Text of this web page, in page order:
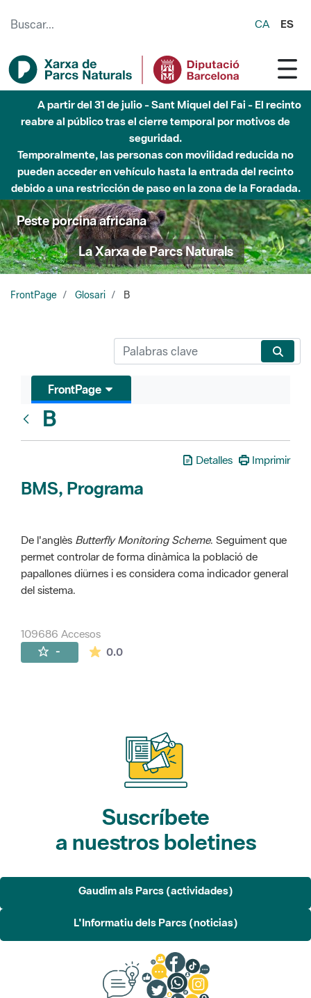
CA ES
A partir del 31 de julio - Sant Miquel del Fai - El recinto
reabre al público tras el cierre temporal por motivos de
seguridad.
Temporalmente, las personas con movilidad reducida no
pueden acceder en vehículo hasta la entrada del recinto
debido a una restricción de paso en la zona de la Foradada.
Peste porcina africana
La Xarxa de Parcs Naturals
FrontPage Glosari B
FrontPage
B
Detalles Imprimir
BMS, Programa
De l'anglès Butterfly Monitoring Scheme. Seguiment que
permet controlar de forma dinàmica la població de
papallones diürnes i es considera coma indicador general
del sistema.
109686 Accesos
- 0.0La valoración media es de 0 estrellas de
Suscríbete
a nuestros boletines
Gaudim als Parcs (actividades)
L'Informatiu dels Parcs (noticias)